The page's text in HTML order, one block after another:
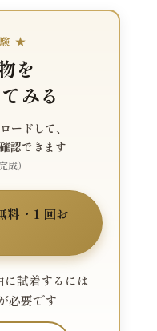
★
を
みる
ードして、
認できます
成）
料・1 回お
試着するには
必要です